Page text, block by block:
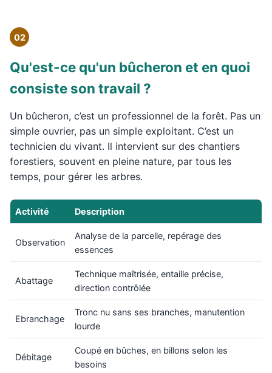
02
Qu'est-ce qu'un bûcheron et en quoi
consiste son travail ?
Un bûcheron, c’est un professionnel de la forêt. Pas un
simple ouvrier, pas un simple exploitant. C’est un
technicien du vivant. Il intervient sur des chantiers
forestiers, souvent en pleine nature, par tous les
temps, pour gérer les arbres.
Activité Description
Observation
Analyse de la parcelle, repérage des
essences
Abattage
Technique maîtrisée, entaille précise,
direction contrôlée
Ebranchage
Tronc nu sans ses branches, manutention
lourde
Débitage
Coupé en bûches, en billons selon les
besoins